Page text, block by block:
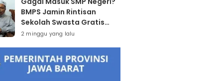
BMPS Jamin Rintisan
Sekolah Swasta Gratis
Untuk Masyarakat Kota
2 minggu yang lalu